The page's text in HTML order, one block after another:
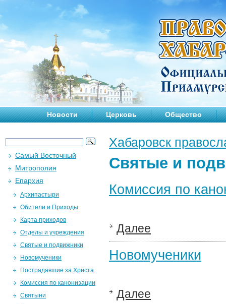
Новости Церковь Общество
Хабаровск
Святые и
Комиссия по
Далее
Новомученики
Далее
Самый Восточный
Митрополия
Епархия
Архипастыри
Обители и Приходы
Карта приходов
Отделы и учреждения
Святые и подвижники
Новомученики
Пострадавшие за Христа
Комиссия по канонизации
Святыни